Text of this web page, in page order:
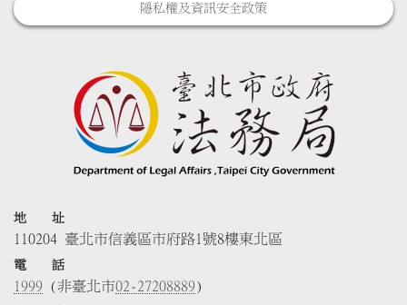
隱私權及資訊安全政策
地 址
110204 臺北市信義區市府路1號8樓東北區
電 話
1999 (非臺北市02-27208889)